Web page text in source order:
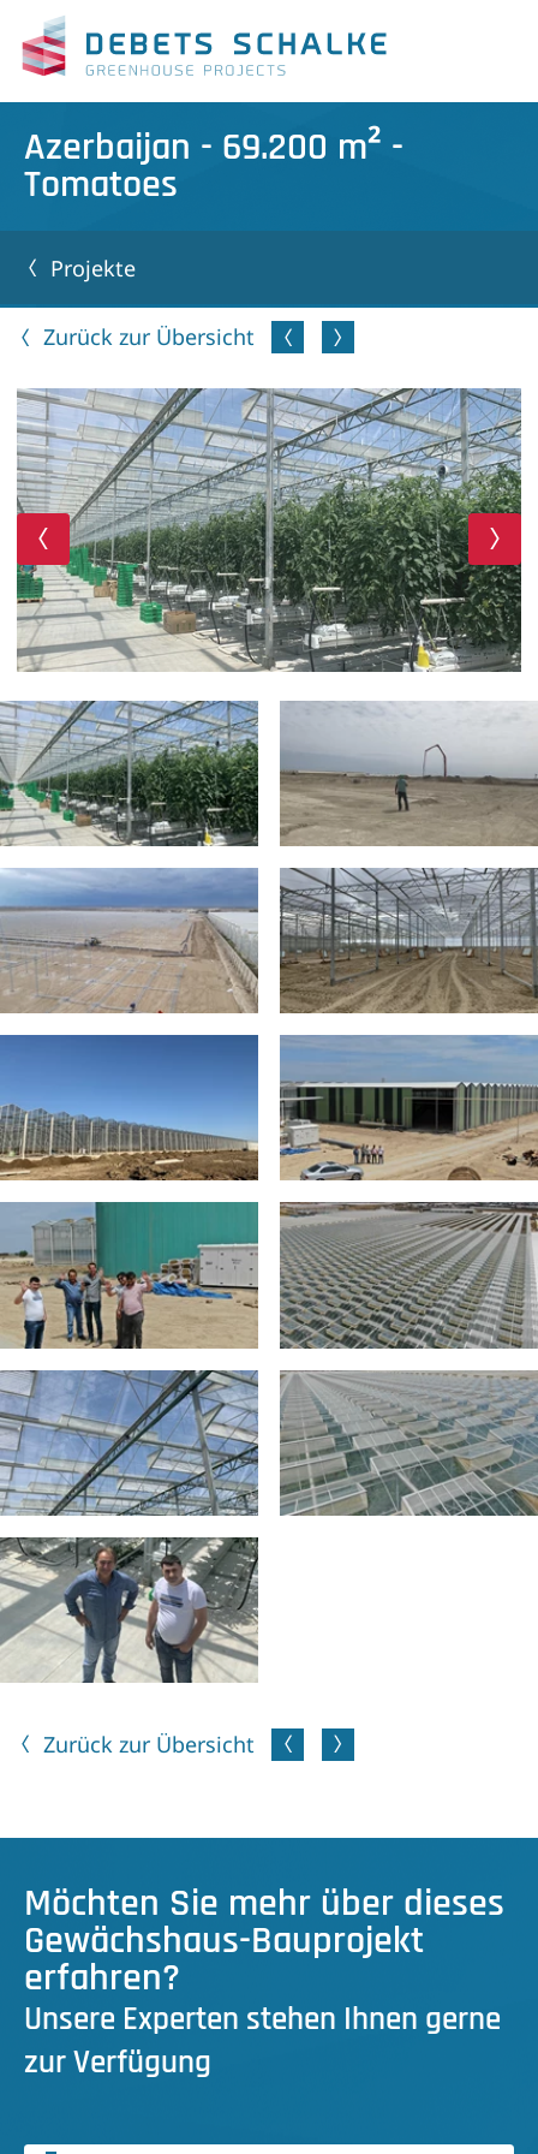
Azerbaijan - 69.200 m² -
Tomatoes
Projekte
Zurück zur Übersicht
Zurück zur Übersicht
Möchten Sie mehr über dieses
Gewächshaus-Bauprojekt
erfahren?
Unsere Experten stehen Ihnen gerne
zur Verfügung